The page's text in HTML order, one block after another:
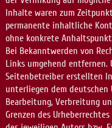
Inhalte waren zum
permanente inhaltliche
ohne konkrete
Bei Bekanntwerden von
Links umgehend
Seitenbetreiber erstellten
unterliegen dem deutschen
Bearbeitung, Verbreitung
Grenzen des